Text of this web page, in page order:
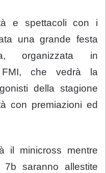
e spettacoli con i
una grande festa
organizzata in
che vedrà la
della stagione
con premiazioni ed
il minicross mentre
7b saranno allestite